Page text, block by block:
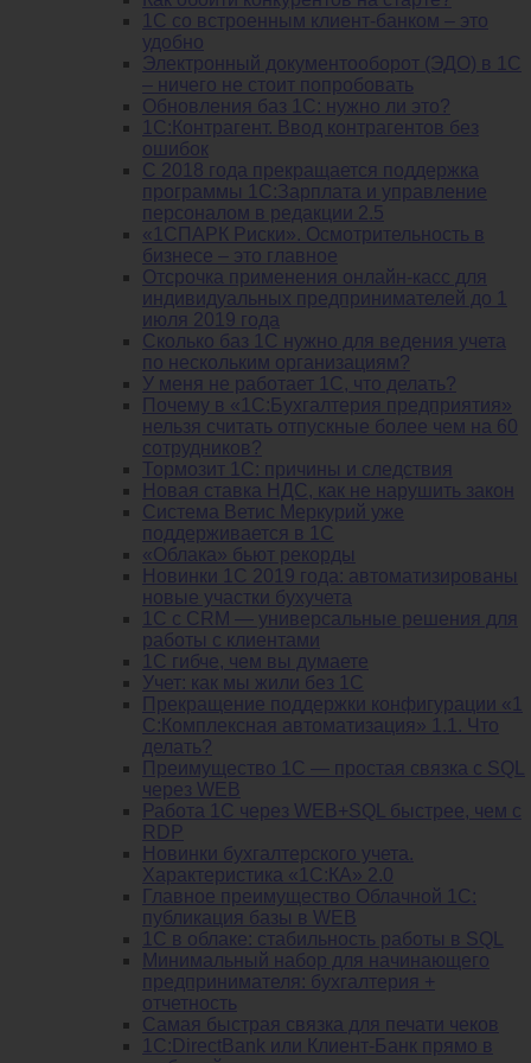
1C со встроенным клиент-банком – это
удобно
Электронный документооборот (ЭДО) в 1С
– ничего не стоит попробовать
Обновления баз 1С: нужно ли это?
1С:Контрагент. Ввод контрагентов без
ошибок
С 2018 года прекращается поддержка
программы 1С:Зарплата и управление
персоналом в редакции 2.5
«1СПАРК Риски». Осмотрительность в
бизнесе – это главное
Отсрочка применения онлайн-касс для
индивидуальных предпринимателей до 1
июля 2019 года
Сколько баз 1C нужно для ведения учета
по нескольким организациям?
У меня не работает 1С, что делать?
Почему в «1С:Бухгалтерия предприятия»
нельзя считать отпускные более чем на 60
сотрудников?
Тормозит 1C: причины и следствия
Новая ставка НДС, как не нарушить закон
Система Ветис Меркурий уже
поддерживается в 1С
«Облака» бьют рекорды
Новинки 1С 2019 года: автоматизированы
новые участки бухучета
1С с CRM — универсальные решения для
работы с клиентами
1С гибче, чем вы думаете
Учет: как мы жили без 1С
Прекращение поддержки конфигурации «1
С:Комплексная автоматизация» 1.1. Что
делать?
Преимущество 1С — простая связка с SQL
через WEB
Работа 1С через WEB+SQL быстрее, чем с
RDP
Новинки бухгалтерского учета.
Характеристика «1С:КА» 2.0
Главное преимущество Облачной 1С:
публикация базы в WEB
1С в облаке: стабильность работы в SQL
Минимальный набор для начинающего
предпринимателя: бухгалтерия +
отчетность
Самая быстрая связка для печати чеков
1С:DirectBank или Клиент-Банк прямо в